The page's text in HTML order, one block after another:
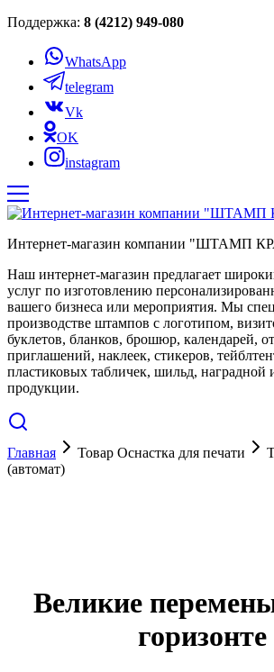
Поддержка: 8 (4212) 949-080
WhatsApp
telegram
Vk
OK
instagram
Интернет-магазин компании "ШТАМП
Наш интернет-магазин предлагает
услуг по изготовлению
вашего бизнеса или мероприятия. Мы
производстве штампов с логотипом,
буклетов, бланков, брошюр, календарей,
приглашений, наклеек, стикеров,
пластиковых табличек, шильд, наградной
продукции.
Главная Товар Оснастка для печати
(автомат)
Великие
горизонте